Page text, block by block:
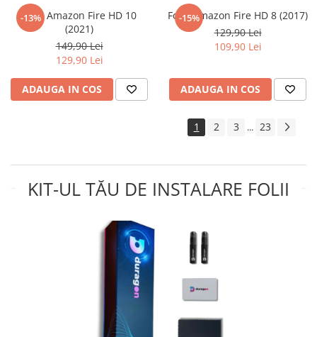
Vivo
Xiaomi
Xolo
-13%
Folie Amazon Fire HD 10
(2021)
149,90 Lei
129,90 Lei
ADAUGA IN COS
-15%
Folie Amazon Fire HD 8 (2017)
129,90 Lei
109,90 Lei
ADAUGA IN COS
1 2 3 ... 23
KIT-UL TĂU DE INSTALARE FOLII